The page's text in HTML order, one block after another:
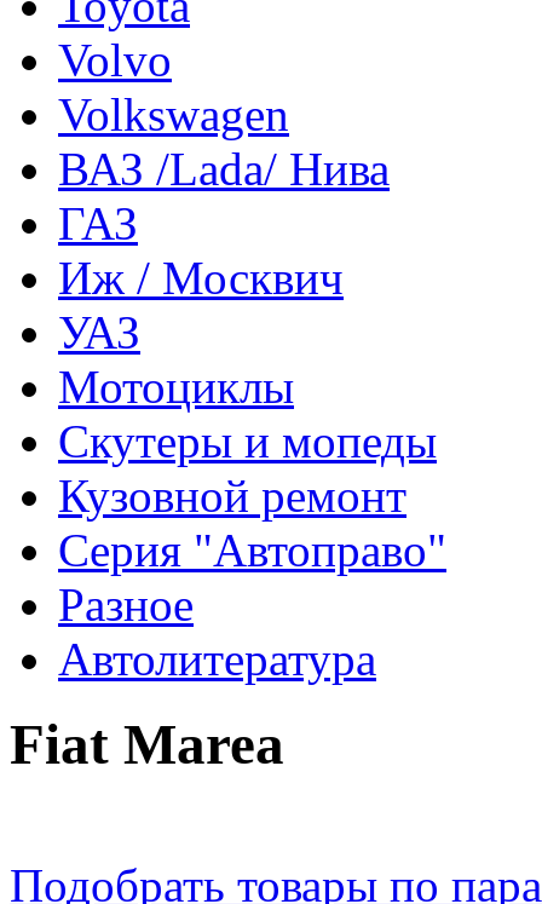
Volvo
Volkswagen
ВАЗ /Lada/ Нива
ГАЗ
Иж / Москвич
УАЗ
Мотоциклы
Скутеры и мопеды
Кузовной ремонт
Серия "Автоправо"
Разное
Автолитература
Fiat Marea
Подобрать товары по